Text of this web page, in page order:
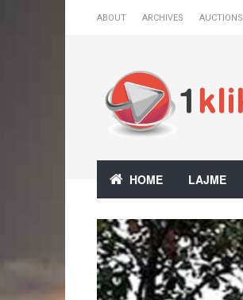
ABOUT ARCHIVES AUCTIONS
HOME LAJME